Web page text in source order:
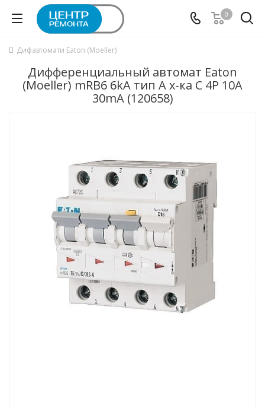
0
Дифавтомати Eaton (Moeller)
Дифференциальный автомат Eaton
(Moeller) mRB6 6kA тип А х-ка C 4P 10А
30mA (120658)